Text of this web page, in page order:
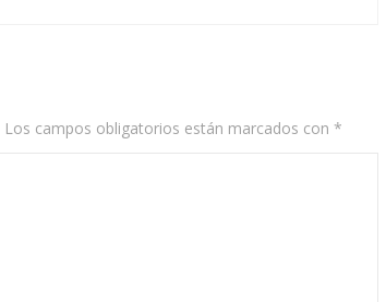
Los campos obligatorios están marcados con *